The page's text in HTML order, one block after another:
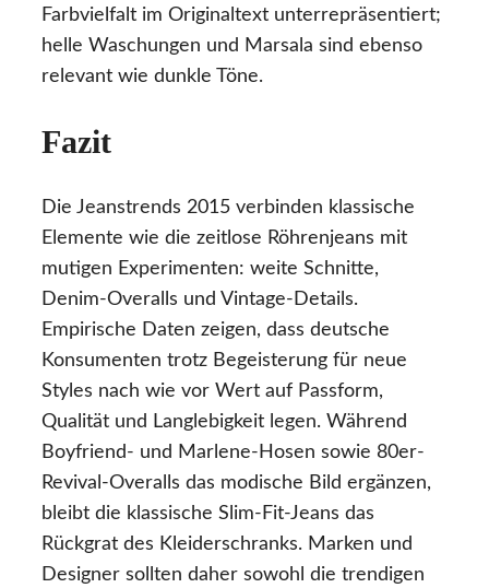
Farbvielfalt im Originaltext unterrepräsentiert;
helle Waschungen und Marsala sind ebenso
relevant wie dunkle Töne.
Fazit
Die Jeanstrends 2015 verbinden klassische
Elemente wie die zeitlose Röhrenjeans mit
mutigen Experimenten: weite Schnitte,
Denim-Overalls und Vintage-Details.
Empirische Daten zeigen, dass deutsche
Konsumenten trotz Begeisterung für neue
Styles nach wie vor Wert auf Passform,
Qualität und Langlebigkeit legen. Während
Boyfriend- und Marlene-Hosen sowie 80er-
Revival-Overalls das modische Bild ergänzen,
bleibt die klassische Slim-Fit-Jeans das
Rückgrat des Kleiderschranks. Marken und
Designer sollten daher sowohl die trendigen